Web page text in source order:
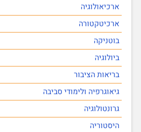
ארכיאולוגיה
ארכיטקטורה
בוטניקה
ביולוגיה
בריאות הציבור
גיאוגרפיה ולימודי סביבה
גרונטולוגיה
היסטוריה